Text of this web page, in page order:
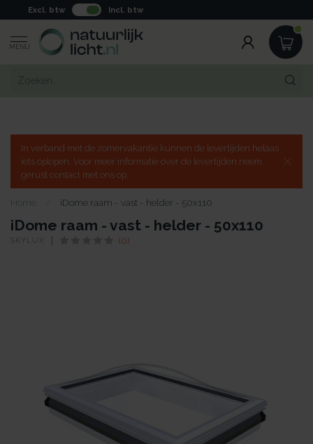
Excl. btw Incl. btw
MENU
In verband met de zomervakantie kunnen de levertijden helaas
iets oplopen. Voor meer informatie over de levertijden neem
gerust contact met ons op.
Home iDome raam - vast - helder - 50x110
iDome raam - vast - helder - 50x110
SKYLUX (0)